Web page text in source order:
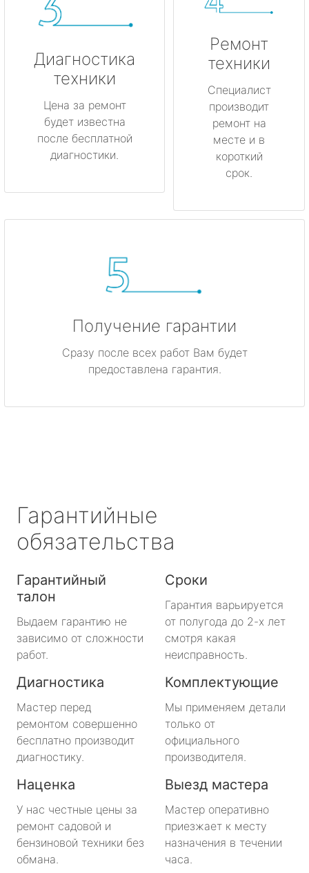
Диагностика
техники
Цена за ремонт
будет известна
после бесплатной
диагностики.
Ремонт
техники
Специалист
производит
ремонт на
месте и в
короткий
срок.
Получение гарантии
Сразу после всех работ Вам будет
предоставлена гарантия.
Гарантийные
обязательства
Гарантийный
талон
Выдаем гарантию не
зависимо от сложности
работ.
Сроки
Гарантия варьируется
от полугода до 2-х лет
смотря какая
неисправность.
Диагностика
Мастер перед
ремонтом совершенно
бесплатно производит
диагностику.
Комплектующие
Мы применяем детали
только от
официального
производителя.
Наценка
У нас честные цены за
ремонт садовой и
бензиновой техники без
обмана.
Выезд мастера
Мастер оперативно
приезжает к месту
назначения в течении
часа.